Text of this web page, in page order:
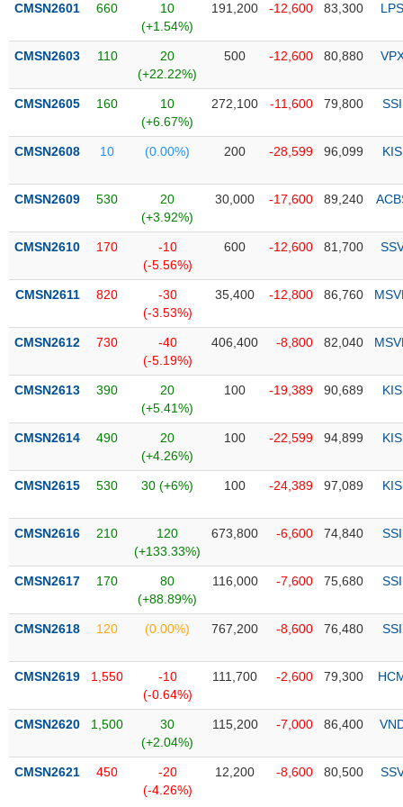
thái
phiếu
mô
thị
Niêm
Niêm
mới
yết
sung
niêm
yết
Theo
dõi
biệt
được
quỹ
mục
ETF
Cổ
chi
tiết
CMSN2601 660
10
(+1.54%)
191,200 -12,600 83,300 LPS
CMSN2603 110
20
(+22.22%)
500 -12,600 80,880
CMSN2605 160
10
(+6.67%)
272,100 -11,600 79,800 SSI
CMSN2608 10 (0.00%) 200 -28,599 96,099 KIS
CMSN2609 530
20
(+3.92%)
30,000 -17,600 89,240
CMSN2610 170
-10
(-5.56%)
600 -12,600 81,700
CMSN2611 820
-30
(-3.53%)
35,400 -12,800 86,760
CMSN2612 730
-40
(-5.19%)
406,400 -8,800 82,040
CMSN2613 390
20
(+5.41%)
100 -19,389 90,689 KIS
CMSN2614 490
20
(+4.26%)
100 -22,599 94,899 KIS
CMSN2615 530 30 (+6%) 100 -24,389 97,089 KIS
CMSN2616 210
120
(+133.33%)
673,800 -6,600 74,840 SSI
CMSN2617 170
80
(+88.89%)
116,000 -7,600 75,680 SSI
CMSN2618 120 (0.00%) 767,200 -8,600 76,480 SSI
CMSN2619 1,550
-10
(-0.64%)
111,700 -2,600 79,300
CMSN2620 1,500
30
(+2.04%)
115,200 -7,000 86,400
CMSN2621 450
-20
(-4.26%)
12,200 -8,600 80,500
NGÀNH
DOANH
NGHIỆP
PHIẾU
PHÁI
TRÁI
CÔNG
ĐẦU
TƯ
DỮ
MỚI
Ngành
(-)